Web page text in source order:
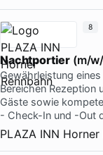
Nachtportier (m/
Gewährleistung
Bereichen Rezeption
Gäste sowie
- Check-In und -Out
PLAZA INN Horner
8